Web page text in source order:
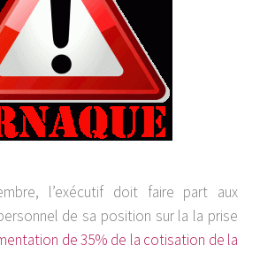
l’exécutif doit faire part aux
de sa position sur la la prise
de 35% de la cotisation de la